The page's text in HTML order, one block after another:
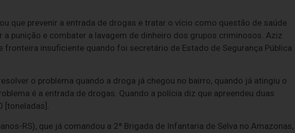
que prevenir a entrada de drogas e tratar o vício como questão de saúde
a punição e combater a lavagem de dinheiro dos grupos criminosos. Aziz
fronteira insuficiente quando foi secretário de Estado de Segurança Pública
o problema quando a droga já chegou no bairro, quando já atingiu o
é a entrada de drogas. Quando a polícia diz que apreendeu duas
[toneladas].
RS), que já comandou a 2ª Brigada de Infantaria de Selva no Amazonas,